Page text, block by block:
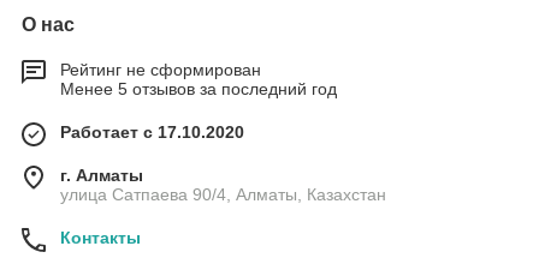
О нас
Рейтинг не сформирован
Менее 5 отзывов за последний год
Работает с 17.10.2020
г. Алматы
улица Сатпаева 90/4, Алматы, Казахстан
Контакты